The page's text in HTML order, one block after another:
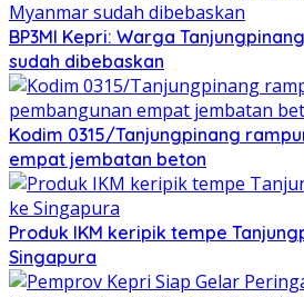
BP3MI Kepri: Warga
sudah dibebaskan
Kodim 0315/Tanjungpinang
empat jembatan beton
Produk IKM keripik tempe
Singapura